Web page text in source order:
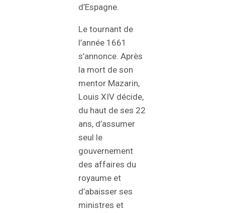
d’Espagne.
Le tournant de
l’année 1661
s’annonce. Après
la mort de son
mentor Mazarin,
Louis XIV décide,
du haut de ses 22
ans, d’assumer
seul le
gouvernement
des affaires du
royaume et
d’abaisser ses
ministres et